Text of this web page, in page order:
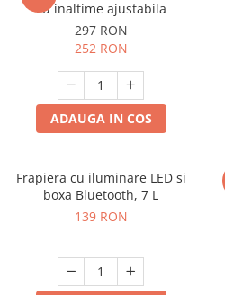
cu inaltime ajustabila
297 RON
252 RON
ADAUGA IN COS
Frapiera cu iluminare LED si
boxa Bluetooth, 7 L
139 RON